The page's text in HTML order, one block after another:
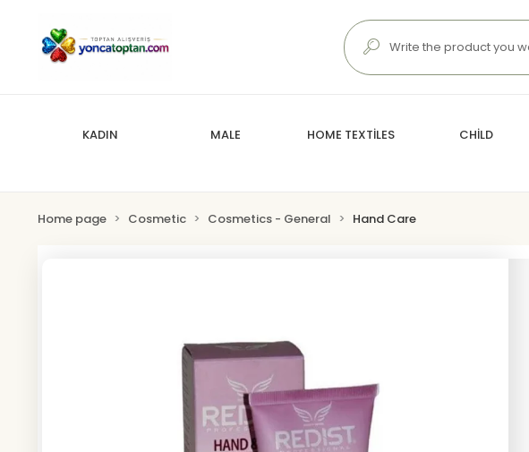
KADIN MALE HOME TEXTİLES CHİLD
Home page Cosmetic Cosmetics - General Hand Care